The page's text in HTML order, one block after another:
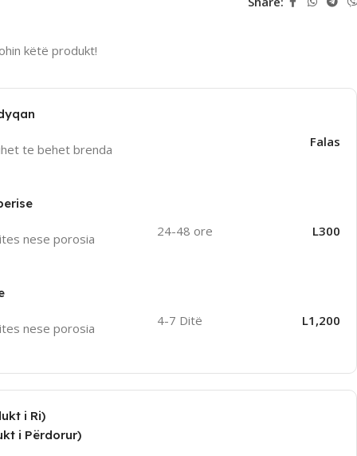
këtë produkt!
te behet brenda
Falas
nese porosia
24-48 ore L300
nese porosia
4-7 Ditë L1,200
i Ri)
i Përdorur)